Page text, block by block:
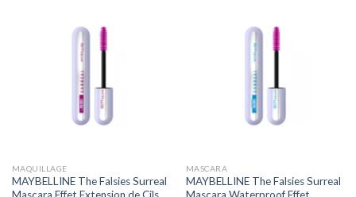
MAQUILLAGE
MAYBELLINE The Falsies Surreal
MASCARA
MAYBELLINE The Falsies Surreal